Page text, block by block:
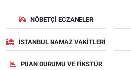
NÖBETÇI ECZANELER
İSTANBUL NAMAZ VAKITLERI
PUAN DURUMU VE FIKSTÜR